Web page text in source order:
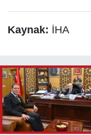
Kaynak: İHA